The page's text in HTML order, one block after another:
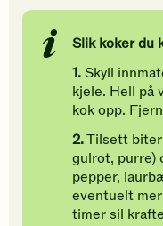
Slik koker du
1.Skyll
kjele. Hell på
kok opp.
2.Tilsett biter
gulrot, purre)
pepper,
eventuelt
timer sil